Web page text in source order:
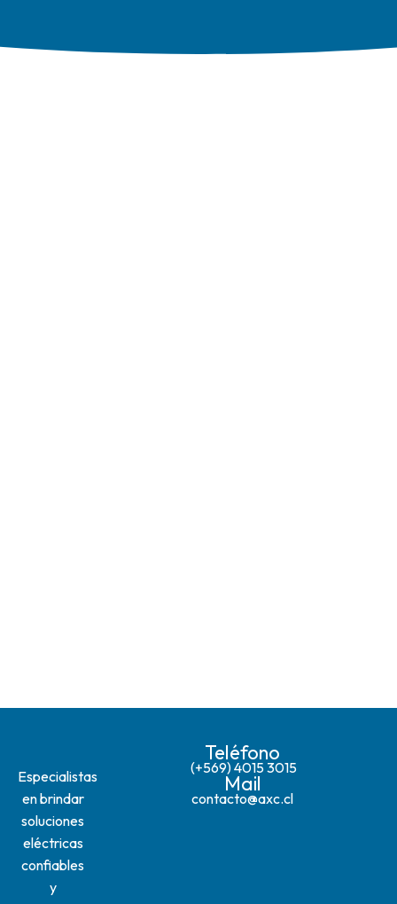
Especialistas
en brindar
soluciones
eléctricas
confiables
y
Teléfono
(+569) 4015 3015
Mail
contacto@axc.cl